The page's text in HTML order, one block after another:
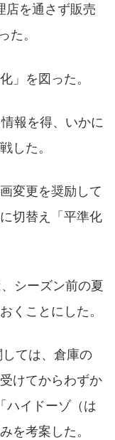
店を通さず販売
た。
」を図った。
報を得、いかに
した。
変更を奨励して
切替え「平準化
シーズン前の夏
くことにした。
ては、倉庫の
けてからわずか
ハイドーゾ（は
を考案した。